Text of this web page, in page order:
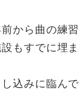
から曲の練
もすでに埋
込みに臨ん